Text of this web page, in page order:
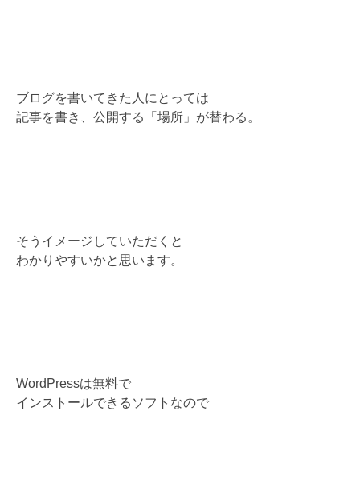
ブログを書いてきた人にとっては
記事を書き、公開する「場所」が替わる。
そうイメージしていただくと
わかりやすいかと思います。
WordPressは無料で
インストールできるソフトなので